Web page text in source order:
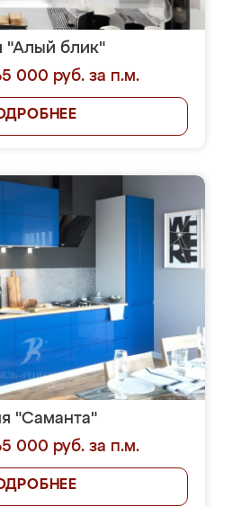
"Алый блик"
000 руб. за п.м.
"Саманта"
000 руб. за п.м.